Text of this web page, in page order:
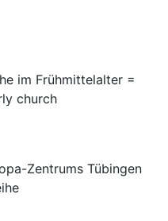
im Frühmittelalter =
church
Zentrums Tübingen